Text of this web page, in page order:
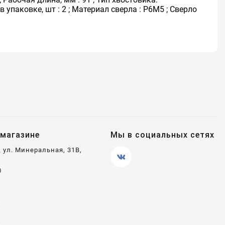
упаковке, шт : 2 ; Материал сверла : Р6М5 ; Сверло
ул. Минеральная, 31В,
Мы в социальных сетях